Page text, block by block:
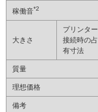
稼働音*2
大きさ
プリンター
接続時の占
有寸法
質量
理想価格
備考